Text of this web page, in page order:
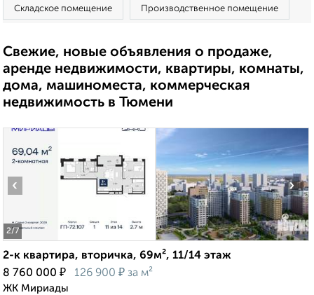
Складское помещение Производственное помещение
Свежие, новые объявления о продаже,
аренде недвижимости, квартиры, комнаты,
дома, машиноместа, коммерческая
недвижимость в Тюмени
2/7
‹ ›
2-к квартира, вторичка, 69м², 11/14 этаж
8 760 000 ₽ 126 900 ₽ за м²
ЖК Мириады